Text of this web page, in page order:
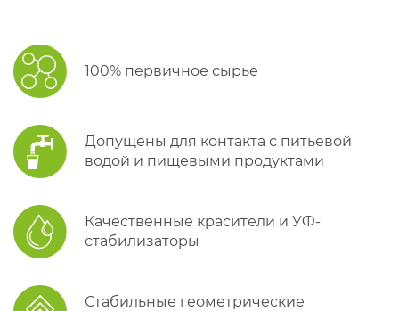
100% первичное сырье
Допущены для контакта с питьевой
водой и пищевыми продуктами
Качественные красители и УФ-
стабилизаторы
Стабильные геометрические